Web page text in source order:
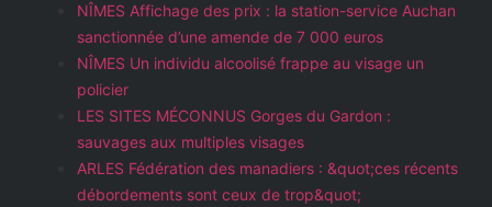
NÎMES Affichage des prix : la station-service Auchan
sanctionnée d’une amende de 7 000 euros
NÎMES Un individu alcoolisé frappe au visage un
policier
LES SITES MÉCONNUS Gorges du Gardon :
sauvages aux multiples visages
ARLES Fédération des manadiers : &quot;ces récents
débordements sont ceux de trop&quot;